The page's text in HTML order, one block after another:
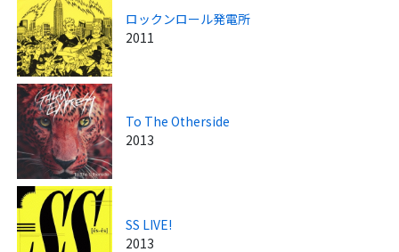
ロックンロール発電所
2011
To The Otherside
2013
SS LIVE!
2013